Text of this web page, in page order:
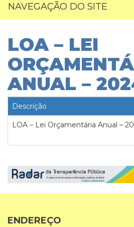
NAVEGAÇÃO DO SITE
LOA – LEI
ANUAL –
Descrição
LOA – Lei Orçamentária Anual –
ENDEREÇO